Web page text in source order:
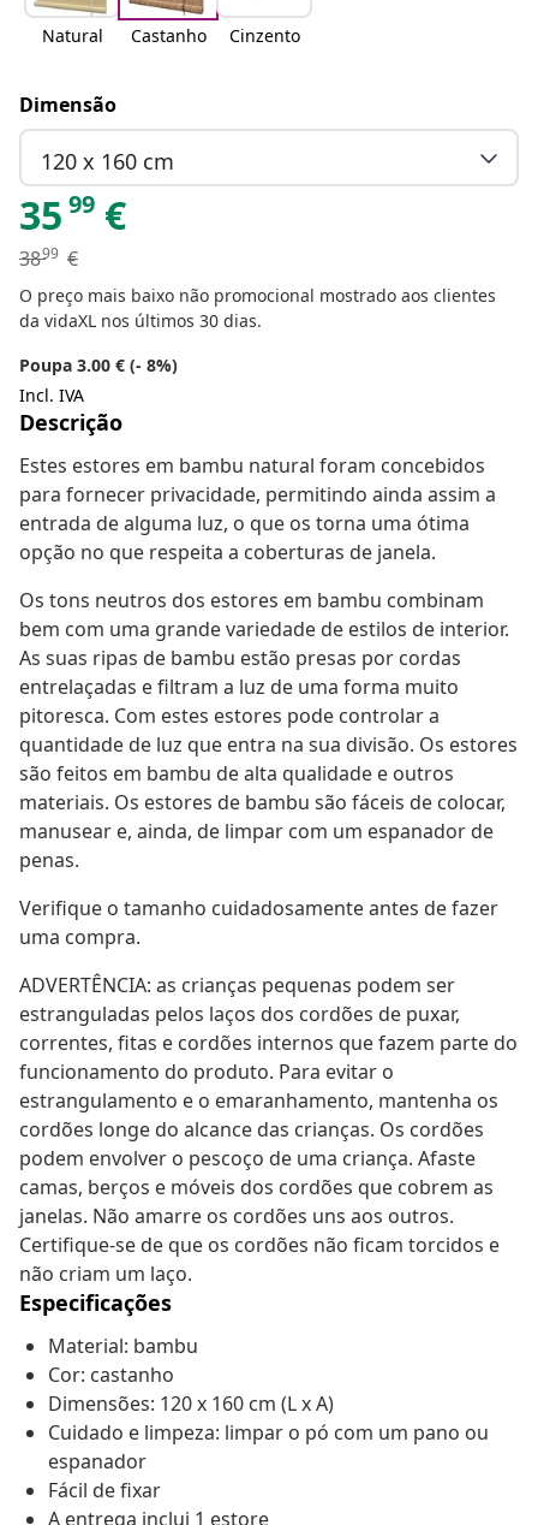
Natural Castanho Cinzento
Dimensão
120 x 160 cm
35 99 €
3899 €
O preço mais baixo não promocional mostrado aos clientes
da vidaXL nos últimos 30 dias.
Poupa 3.00 € (- 8%)
Incl. IVA
Descrição
Estes estores em bambu natural foram concebidos
para fornecer privacidade, permitindo ainda assim a
entrada de alguma luz, o que os torna uma ótima
opção no que respeita a coberturas de janela.
Os tons neutros dos estores em bambu combinam
bem com uma grande variedade de estilos de interior.
As suas ripas de bambu estão presas por cordas
entrelaçadas e filtram a luz de uma forma muito
pitoresca. Com estes estores pode controlar a
quantidade de luz que entra na sua divisão. Os estores
são feitos em bambu de alta qualidade e outros
materiais. Os estores de bambu são fáceis de colocar,
manusear e, ainda, de limpar com um espanador de
penas.
Verifique o tamanho cuidadosamente antes de fazer
uma compra.
ADVERTÊNCIA: as crianças pequenas podem ser
estranguladas pelos laços dos cordões de puxar,
correntes, fitas e cordões internos que fazem parte do
funcionamento do produto. Para evitar o
estrangulamento e o emaranhamento, mantenha os
cordões longe do alcance das crianças. Os cordões
podem envolver o pescoço de uma criança. Afaste
camas, berços e móveis dos cordões que cobrem as
janelas. Não amarre os cordões uns aos outros.
Certifique-se de que os cordões não ficam torcidos e
não criam um laço.
Especificações
Material: bambu
Cor: castanho
Dimensões: 120 x 160 cm (L x A)
Cuidado e limpeza: limpar o pó com um pano ou
espanador
Fácil de fixar
A entrega inclui 1 estore